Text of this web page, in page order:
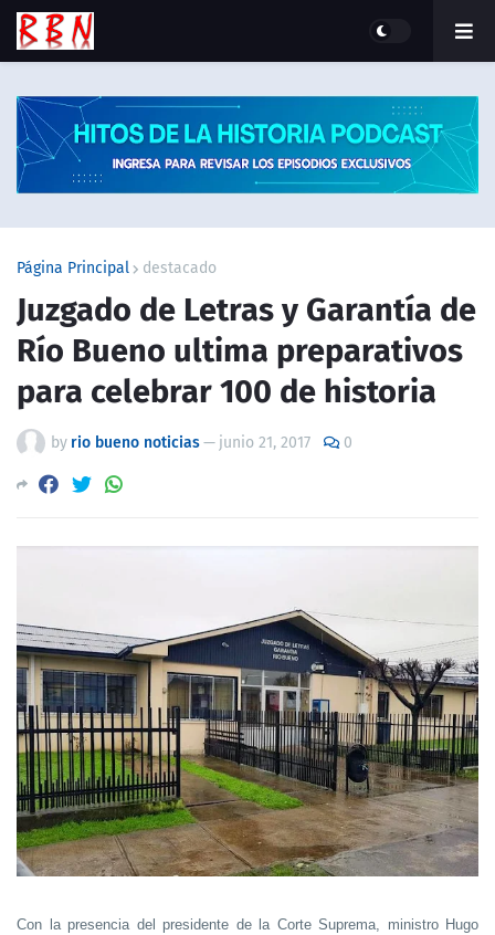
Página Principal destacado
Juzgado de Letras y Garantía de
Río Bueno ultima preparativos
para celebrar 100 de historia
by rio bueno noticias— junio 21, 2017 0
Con la presencia del presidente de la Corte Suprema, ministro Hugo